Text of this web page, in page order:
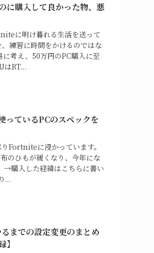
に購入して良かった物、悪
に明け暮れる生活を送って
練習に時間をかけるのではな
に考え、50万円のPC購入に至
はRT...
ているPCのスペックを
Fortniteに浸かっています。
のひもが緩くなり、今年にな
→購入した経緯はこちらに書い
...
までの設定変更のまとめ
】